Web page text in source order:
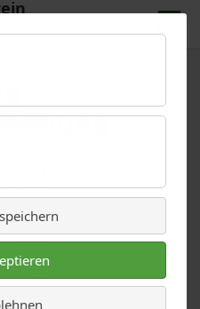
Menü
/